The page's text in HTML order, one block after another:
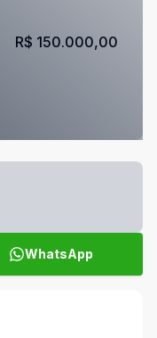
R$ 150.000,00
WhatsApp